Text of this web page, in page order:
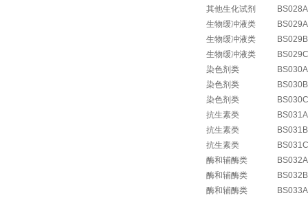
其他生化试剂
BS028A
生物缓冲液类
BS029A
生物缓冲液类
BS029B
生物缓冲液类
BS029C
染色剂类
BS030A
染色剂类
BS030B
染色剂类
BS030C
抗生素类
BS031A
抗生素类
BS031B
抗生素类
BS031C
酶和辅酶类
BS032A
酶和辅酶类
BS032B
酶和辅酶类
BS033A